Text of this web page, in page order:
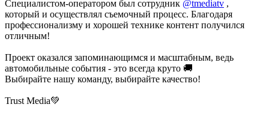
Специалистом-оператором был сотрудник @tmediatv ,
который и осуществлял съемочный процесс. Благодаря
профессионализму и хорошей технике контент получился
отличным!
Проект оказался запоминающимся и масштабным, ведь
автомобильные события - это всегда круто 🚚
Выбирайте нашу команду, выбирайте качество!
Trust Media💚